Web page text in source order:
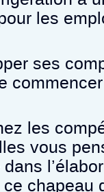
les
ses
les
vous
chapeau